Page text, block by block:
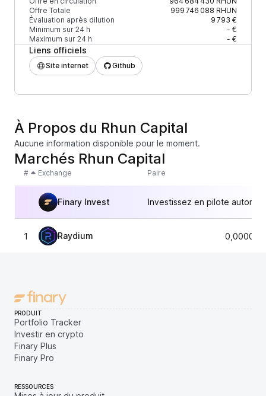
Offre Totale
999 746 088 RHUN
Évaluation après dilution
9 793 €
Minimum sur 24 h
- €
Maximum sur 24 h
- €
Liens officiels
Site internet Github
À Propos du Rhun Capital
Aucune information disponible pour le moment.
Marchés Rhun Capital
# Exchange Paire
Finary Invest Investissez en pilote
1 Raydium
PRODUIT
Portfolio Tracker
Investir en crypto
Finary Plus
Finary Pro
RESSOURCES